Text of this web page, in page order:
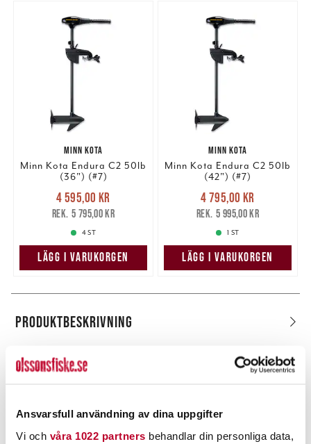
Ansvarsfull användning av dina uppgifter
Vi och våra 1022 partners behandlar din personliga data,
MINN KOTA
Minn Kota Endura C2 50lb
(36") (#7)
Nuvarande pris
4 595,00 krTidigare pris
5 795,00 kr
4 595,00 kr
5 795,00 kr
4 ST
LÄGG I VARUKORGEN
MINN KOTA
Minn Kota Endura C2 50lb
(42") (#7)
Nuvarande pris
4 795,00 krTidigare pris
5 995,00 kr
4 795,00 kr
5 995,00 kr
1 ST
LÄGG I VARUKORGEN
PRODUKTBESKRIVNING
POPULÄRT JUST NU